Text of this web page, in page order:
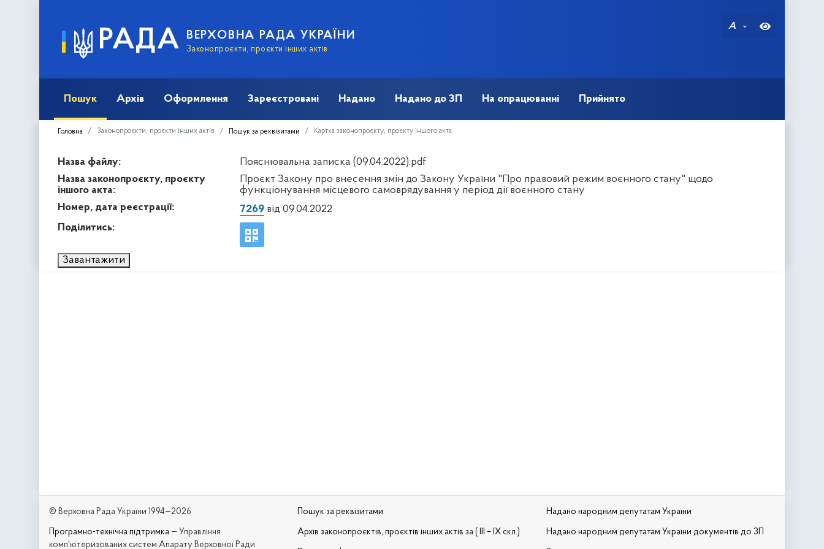
РАДА ВЕРХОВНА РАДА УКРАЇНИ
Законопроєкти, проєкти інших актів
A
Пошук Архів Оформлення Зареєстровані Надано Надано до ЗП На опрацюванні Прийнято
Головна Законопроєкти, проєкти інших актів Пошук за реквізитами Картка законопроєкту, проєкту іншого акта
Назва файлу:
Пояснювальна записка (09.04.2022).pdf
Назва законопроєкту, проєкту
іншого акта:
Проєкт Закону про внесення змін до Закону України "Про правовий режим воєнного стану" щодо
функціонування місцевого самоврядування у період дії воєнного стану
Номер, дата реєстрації:
7269від 09.04.2022
Поділитись:
Завантажити
© Верховна Рада України 1994—2026
Програмно-технічна підтримка — Управління
комп'ютеризованих систем Апарату Верховної Ради
Пошук за реквізитами
Архів законопроєктів, проєктів інших актів за ( III – IX скл.)
Надано народним депутатам України
Надано народним депутатам України документів до ЗП